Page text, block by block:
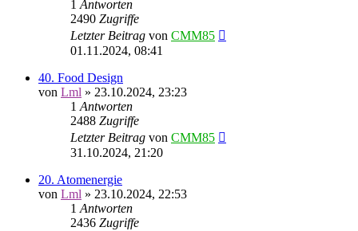
1 Antworten
2490 Zugriffe
Letzter Beitrag von CMM85
01.11.2024, 08:41
40. Food Design
von Lml » 23.10.2024, 23:23
1 Antworten
2488 Zugriffe
Letzter Beitrag von CMM85
31.10.2024, 21:20
20. Atomenergie
von Lml » 23.10.2024, 22:53
1 Antworten
2436 Zugriffe